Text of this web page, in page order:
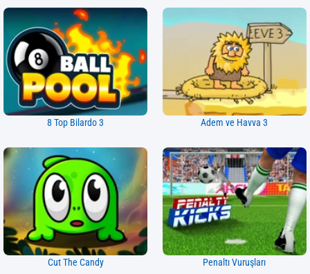
8 Top Bilardo 3 Adem ve Havva 3
Cut The Candy Penaltı Vuruşları